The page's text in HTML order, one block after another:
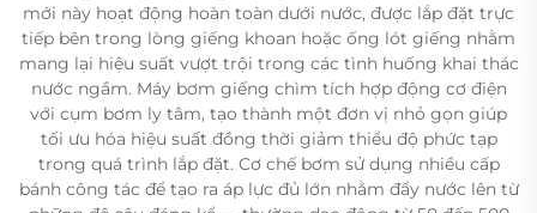
mới này hoạt động hoàn toàn dưới nước, được lắp đặt trực
tiếp bên trong lòng giếng khoan hoặc ống lót giếng nhằm
mang lại hiệu suất vượt trội trong các tình huống khai thác
nước ngầm. Máy bơm giếng chìm tích hợp động cơ điện
với cụm bơm ly tâm, tạo thành một đơn vị nhỏ gọn giúp
tối ưu hóa hiệu suất đồng thời giảm thiểu độ phức tạp
trong quá trình lắp đặt. Cơ chế bơm sử dụng nhiều cấp
bánh công tác để tạo ra áp lực đủ lớn nhằm đẩy nước lên từ